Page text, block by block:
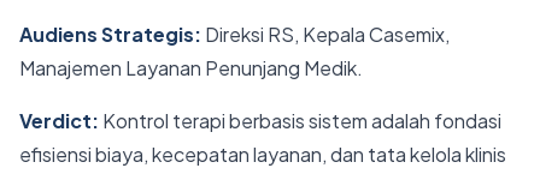
Audiens Strategis: Direksi RS, Kepala Casemix,
Manajemen Layanan Penunjang Medik.
Verdict: Kontrol terapi berbasis sistem adalah fondasi
efisiensi biaya, kecepatan layanan, dan tata kelola klinis